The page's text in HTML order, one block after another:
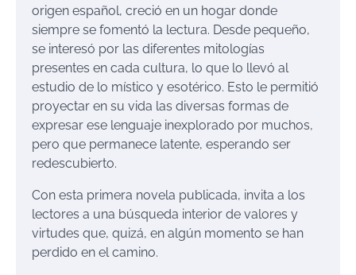
origen español, creció en un hogar donde
siempre se fomentó la lectura. Desde pequeño,
se interesó por las diferentes mitologías
presentes en cada cultura, lo que lo llevó al
estudio de lo místico y esotérico. Esto le permitió
proyectar en su vida las diversas formas de
expresar ese lenguaje inexplorado por muchos,
pero que permanece latente, esperando ser
redescubierto.
Con esta primera novela publicada, invita a los
lectores a una búsqueda interior de valores y
virtudes que, quizá, en algún momento se han
perdido en el camino.